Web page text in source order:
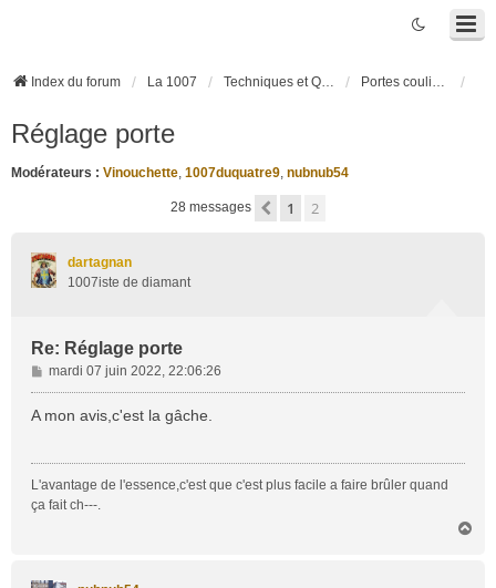
Index du forum La 1007 Techniques et Questions Portes coulissantes électriques
Réglage porte
Modérateurs : Vinouchette, 1007duquatre9, nubnub54
28 messages Précédente
1 2
dartagnan
1007iste de diamant
Re: Réglage porte
M
e
s
e
mardi 07 juin 2022, 22:06:26
A mon avis,c'est la gâche.
L'avantage de l'essence,c'est que c'est plus facile a faire brûler quand
ça fait ch---.